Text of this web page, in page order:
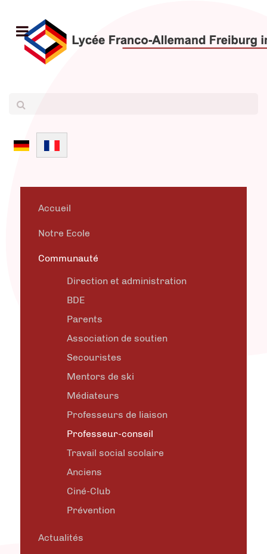
Sélectionnez votre langue
Accueil
Notre Ecole
Communauté
Direction et administration
BDE
Parents
Association de soutien
Secouristes
Mentors de ski
Médiateurs
Professeurs de liaison
Professeur-conseil
Travail social scolaire
Anciens
Ciné-Club
Prévention
Actualités